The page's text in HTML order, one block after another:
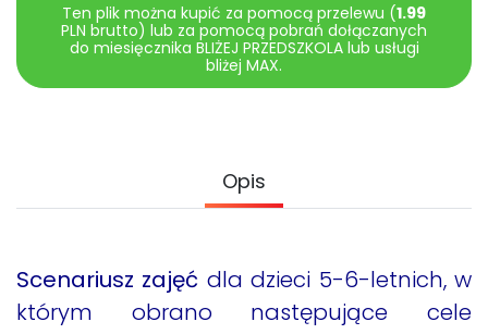
Archiwalne numery
Promocje
Ten plik można kupić za pomocą przelewu (1.99
PLN brutto) lub za pomocą pobrań dołączanych
do miesięcznika BLIŻEJ PRZEDSZKOLA lub usługi
bliżej MAX.
Opis
Scenariusz zajęć dla dzieci 5-6-letnich, w
którym obrano następujące cele